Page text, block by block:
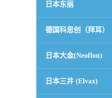
日本东丽
德国科思创（拜耳）
日本大金(Neoflon)
日本三井 (Elvax)